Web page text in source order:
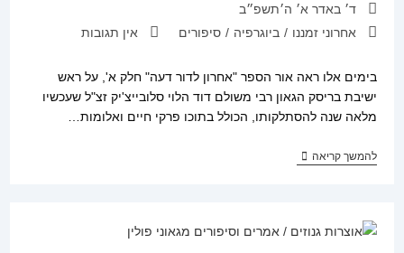
פורסם:ד׳ באדר א׳ ה׳תשפ״ב
קטגוריה:
אחרוני זמננו / ביוגרפיה / סיפורים תגובות:אין תגובות
בימים אלו ראה אור הספר "אחרון לדור דעה" חלק א', על ראש
ישיבת בריסק הגאון רבי משולם דוד הלוי סלובייצ'יק זצ"ל שעכשיו
מלאה שנה להסתלקותו, הכולל בתוכו פרקי חיים ואלומות…
להמשך קריאהאחרון
רבינו